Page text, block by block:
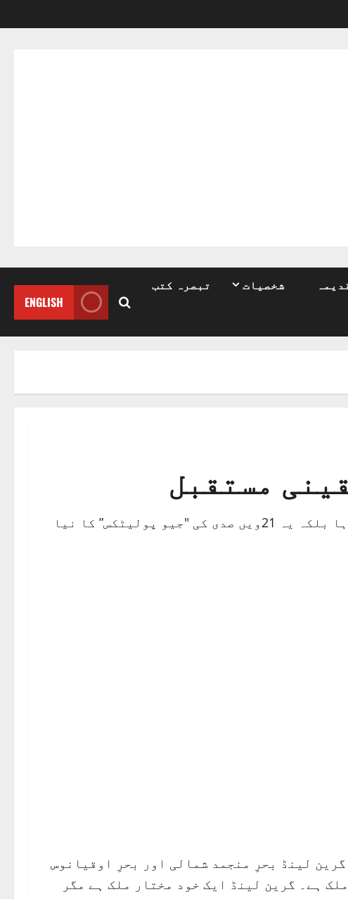
شخصیات تبصرہ کتب
ENGLISH
مستقبل
اب ​گرین لینڈ صرف جغرافیہ کا نام نہیں رہا بلکہ یہ 21ویں صدی کی "جیو پولیٹکس” کا نیا
لینڈ بحرِ منجمد شمالی اور بحرِ اوقیانوس
ہے۔ گرین لینڈ ایک خود مختار ملک ہے مگر